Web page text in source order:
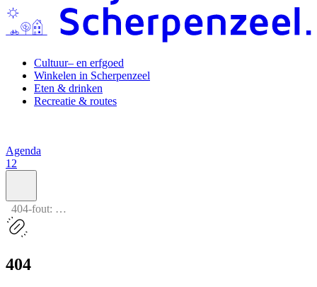
Cultuur– en erfgoed
Winkelen in Scherpenzeel
Eten & drinken
Recreatie & routes
Agenda
12
404-fout: pagina niet gevonden
404